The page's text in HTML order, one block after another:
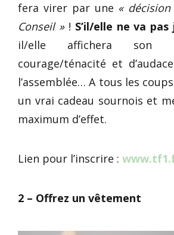
fera virer par une «
Conseil »! S’il/elle ne va pas
il/elle affichera son
courage/ténacité et
l’assemblée… A tous les
un vrai cadeau sournois et
maximum d’effet.
Lien pour l’inscrire :
2 – Offrez un vêtement